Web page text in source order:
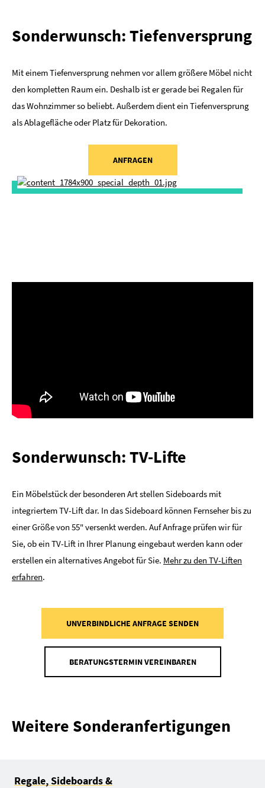
Sonderwunsch: Tiefenversprung
Mit einem Tiefenversprung nehmen vor allem größere Möbel nicht
den kompletten Raum ein. Deshalb ist er gerade bei Regalen für
das Wohnzimmer so beliebt. Außerdem dient ein Tiefenversprung
als Ablagefläche oder Platz für Dekoration.
ANFRAGEN
Sonderwunsch: TV-Lifte
Ein Möbelstück der besonderen Art stellen Sideboards mit
integriertem TV-Lift dar. In das Sideboard können Fernseher bis zu
einer Größe von 55" versenkt werden. Auf Anfrage prüfen wir für
Sie, ob ein TV-Lift in Ihrer Planung eingebaut werden kann oder
erstellen ein alternatives Angebot für Sie. Mehr zu den TV-Liften
erfahren.
UNVERBINDLICHE ANFRAGE SENDEN
BERATUNGSTERMIN VEREINBAREN
Weitere Sonderanfertigungen
Regale, Sideboards &